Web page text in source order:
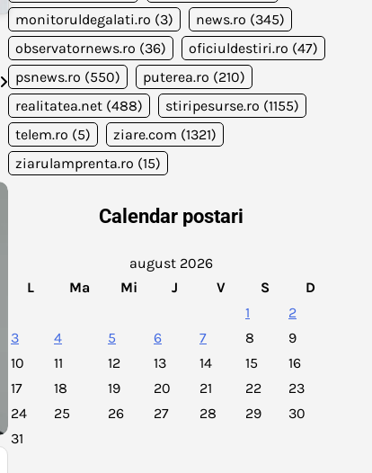
monitoruldegalati.ro (3) news.ro (345)
observatornews.ro (36) oficiuldestiri.ro (47)
psnews.ro (550) puterea.ro (210)
realitatea.net (488) stiripesurse.ro (1155)
telem.ro (5) ziare.com (1321)
ziarulamprenta.ro (15)
Calendar postari
august 2026
L
Ma Mi J V S
D
1
2
3
4 5 6 7 8
9
10
11 12 13 14 15
16
17
18 19 20 21 22
23
24
25 26 27 28 29
30
31